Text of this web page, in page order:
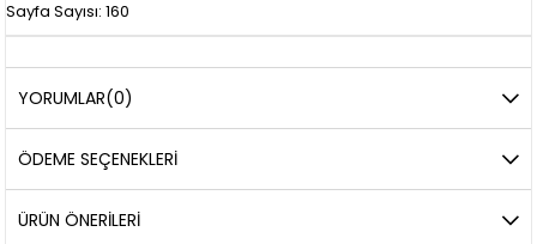
Sayfa Sayısı: 160
YORUMLAR(0)
ÖDEME SEÇENEKLERI
ÜRÜN ÖNERILERI